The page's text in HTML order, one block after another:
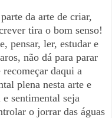
da arte de criar,
tira o bom senso!
pensar, ler, estudar e
não dá para parar
daqui a
plena nesta arte e
sentimental seja
o jorrar das águas